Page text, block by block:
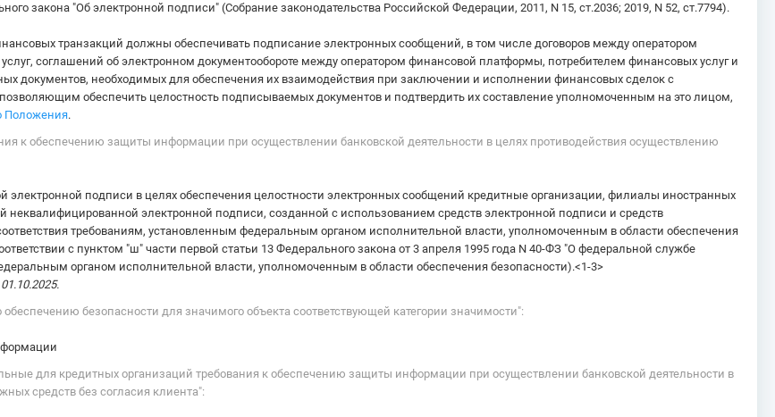
закона "Об электронной подписи" (Собрание законодательства Российской Федерации, 2011, N 15, ст.2036; 2019, N 52, ст.7794).
транзакций должны обеспечивать подписание электронных сообщений, в том числе договоров между оператором
соглашений об электронном документообороте между оператором финансовой платформы, потребителем финансовых услуг и
документов, необходимых для обеспечения их взаимодействия при заключении и исполнении финансовых сделок с
обеспечить целостность подписываемых документов и подтвердить их составление уполномоченным на это лицом,
Положения.
к обеспечению защиты информации при осуществлении банковской деятельности в целях противодействия осуществлению
подписи в целях обеспечения целостности электронных сообщений кредитные организации, филиалы иностранных
электронной подписи, созданной с использованием средств электронной подписи и средств
требованиям, установленным федеральным органом исполнительной власти, уполномоченным в области обеспечения
с пунктом "ш" части первой статьи 13 Федерального закона от 3 апреля 1995 года N 40-ФЗ "О федеральной службе
органом исполнительной власти, уполномоченным в области обеспечения безопасности).<1-3>
безопасности для значимого объекта соответствующей категории значимости":
для кредитных организаций требования к обеспечению защиты информации при осуществлении банковской деятельности в
средств без согласия клиента":